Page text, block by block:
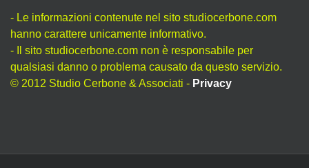
- Le informazioni contenute nel sito studiocerbone.com
hanno carattere unicamente informativo.
- Il sito studiocerbone.com non è responsabile per
qualsiasi danno o problema causato da questo servizio.
© 2012 Studio Cerbone & Associati - Privacy